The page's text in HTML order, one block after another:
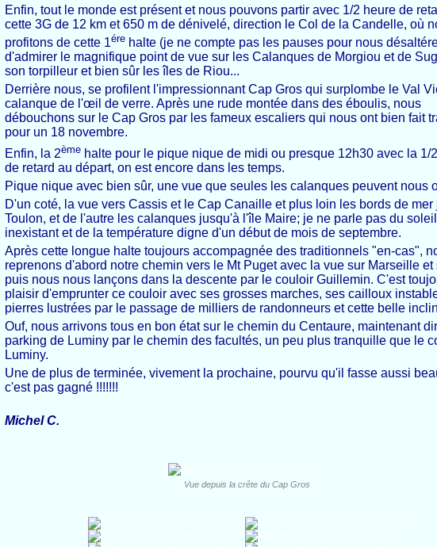
Enfin, tout le monde est présent et nous pouvons partir avec 1/2 heure de
cette 3G de 12 km et 650 m de dénivelé, direction le Col de la Candelle, où
profitons de cette 1ére halte (je ne compte pas les pauses pour nous
d'admirer le magnifique point de vue sur les Calanques de Morgiou et de
son torpilleur et bien sûr les îles de Riou...
Derrière nous, se profilent l'impressionnant Cap Gros qui surplombe le Val
calanque de l'œil de verre. Après une rude montée dans des éboulis, nous
débouchons sur le Cap Gros par les fameux escaliers qui nous ont bien fait
pour un 18 novembre.
Enfin, la 2ème halte pour le pique nique de midi ou presque 12h30 avec la 1/
de retard au départ, on est encore dans les temps.
Pique nique avec bien sûr, une vue que seules les calanques peuvent nous
D'un coté, la vue vers Cassis et le Cap Canaille et plus loin les bords de mer
Toulon, et de l'autre les calanques jusqu'à l'île Maire; je ne parle pas du
inexistant et de la température digne d'un début de mois de septembre.
Après cette longue halte toujours accompagnée des traditionnels "en-cas",
reprenons d'abord notre chemin vers le Mt Puget avec la vue sur Marseille et
puis nous nous lançons dans la descente par le couloir Guillemin. C'est
plaisir d'emprunter ce couloir avec ses grosses marches, ses cailloux
pierres lustrées par le passage de milliers de randonneurs et cette belle
Ouf, nous arrivons tous en bon état sur le chemin du Centaure, maintenant
parking de Luminy par le chemin des facultés, un peu plus tranquille que le
Luminy.
Une de plus de terminée, vivement la prochaine, pourvu qu'il fasse aussi
c'est pas gagné !!!!!!!
Michel C.
Vue depuis la crête du Cap Gros